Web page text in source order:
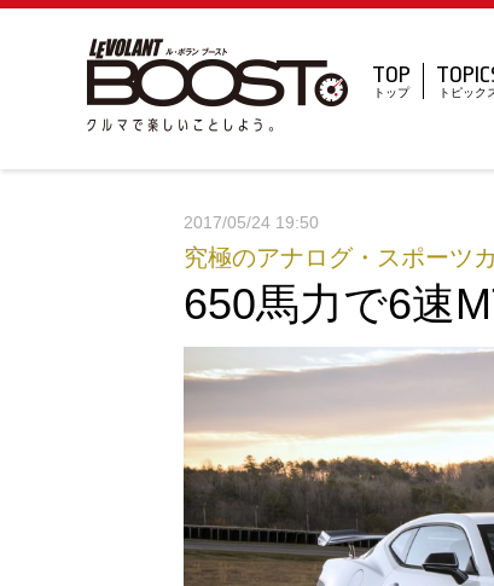
TOP
トップ トピック
2017/05/24 19:50
究極のアナログ・スポーツ
650馬力で6速